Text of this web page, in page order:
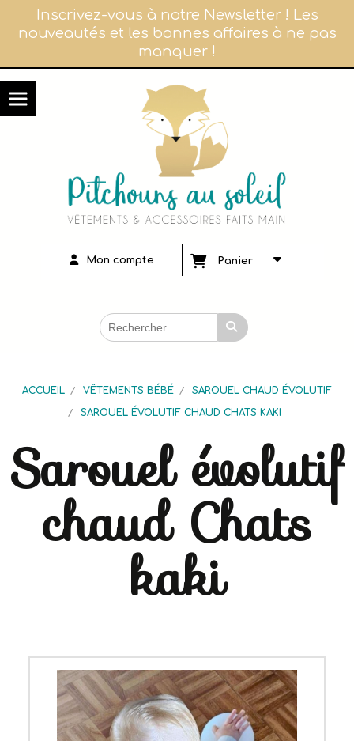
Inscrivez-vous à notre Newsletter ! Les
nouveautés et les bonnes affaires à ne pas
manquer !
Mon compte Panier
ACCUEIL VÊTEMENTS BÉBÉ
SAROUEL CHAUD ÉVOLUTIF
SAROUEL ÉVOLUTIF CHAUD CHATS KAKI
Sarouel évolutif
chaud Chats
kaki
Panneau de gestion des cookies